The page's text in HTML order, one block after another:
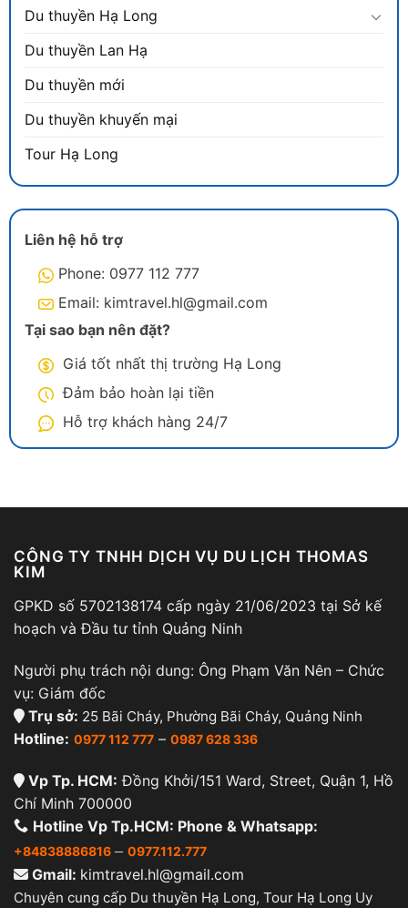
Du thuyền Hạ Long
Du thuyền Lan Hạ
Du thuyền mới
Du thuyền khuyến mại
Tour Hạ Long
Liên hệ hỗ trợ
Phone: 0977 112 777
Email: kimtravel.hl@gmail.com
Tại sao bạn nên đặt?
Giá tốt nhất thị trường Hạ Long
Đảm bảo hoàn lại tiền
Hỗ trợ khách hàng 24/7
CÔNG TY TNHH DỊCH VỤ DU LỊCH THOMAS
KIM
GPKD số 5702138174 cấp ngày 21/06/2023 tại Sở kế
hoạch và Đầu tư tỉnh Quảng Ninh
Người phụ trách nội dung: Ông Phạm Văn Nên – Chức
vụ: Giám đốc
Trụ sở: 25 Bãi Cháy, Phường Bãi Cháy, Quảng Ninh
Hotline: 0977 112 777 – 0987 628 336
Vp Tp. HCM: Đồng Khởi/151 Ward, Street, Quận 1, Hồ
Chí Minh 700000
Hotline Vp Tp.HCM: Phone & Whatsapp:
+84838886816 – 0977.112.777
Gmail: kimtravel.hl@gmail.com
Chuyên cung cấp Du thuyền Hạ Long, Tour Hạ Long Uy